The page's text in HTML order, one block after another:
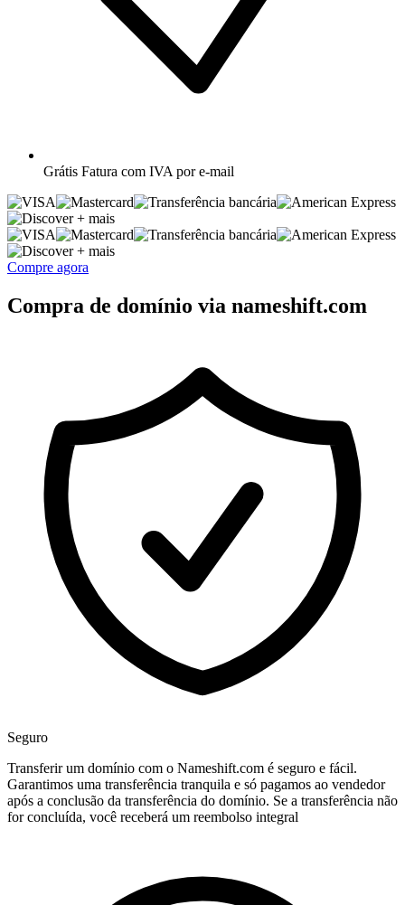
Grátis Fatura com IVA por e-mail
+ mais
+ mais
Compre agora
Compra de domínio via nameshift.com
Seguro
Transferir um domínio com o Nameshift.com é seguro e fácil.
Garantimos uma transferência tranquila e só pagamos ao vendedor
após a conclusão da transferência do domínio. Se a transferência não
for concluída, você receberá um reembolso integral